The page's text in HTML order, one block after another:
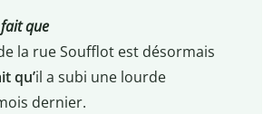
que
la rue Soufflot est désormais
qu’il a subi une lourde
dernier.